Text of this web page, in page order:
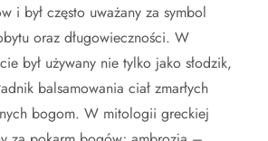
i był często uważany za symbol
oraz długowieczności. W
był używany nie tylko jako słodzik,
balsamowania ciał zmarłych
bogom. W mitologii greckiej